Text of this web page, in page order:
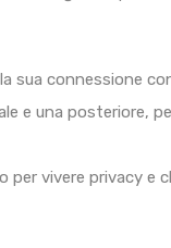
sua connessione
e una posteriore,
per vivere privacy e